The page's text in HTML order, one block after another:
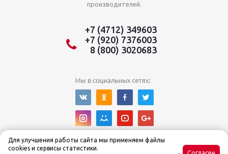
производителей.
+7 (4712) 349603
+7 (920) 7376003
8 (800) 3020683
Для улучшения работы сайта мы применяем файлы
cookies и сервисы статистики.
Согласен